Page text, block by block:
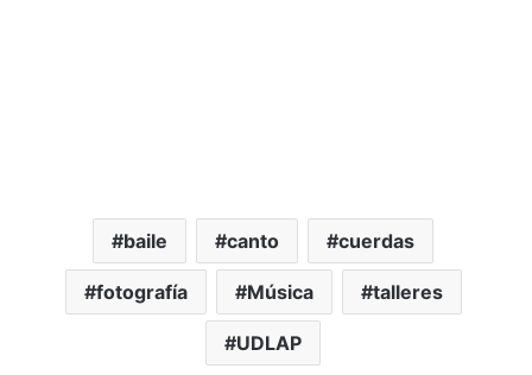
baile canto cuerdas
fotografía Música talleres
UDLAP